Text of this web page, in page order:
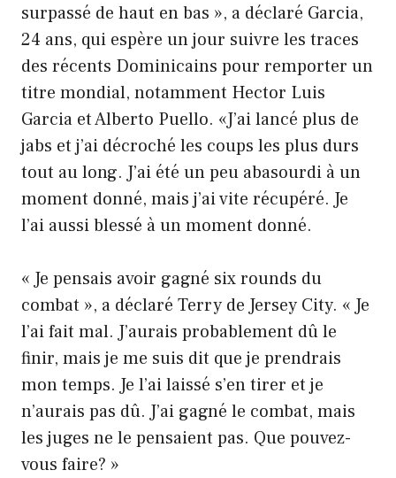
surpassé de haut en bas », a déclaré Garcia,
24 ans, qui espère un jour suivre les traces
des récents Dominicains pour remporter un
titre mondial, notamment Hector Luis
Garcia et Alberto Puello. «J’ai lancé plus de
jabs et j’ai décroché les coups les plus durs
tout au long. J’ai été un peu abasourdi à un
moment donné, mais j’ai vite récupéré. Je
l’ai aussi blessé à un moment donné.
« Je pensais avoir gagné six rounds du
combat », a déclaré Terry de Jersey City. « Je
l’ai fait mal. J’aurais probablement dû le
finir, mais je me suis dit que je prendrais
mon temps. Je l’ai laissé s’en tirer et je
n’aurais pas dû. J’ai gagné le combat, mais
les juges ne le pensaient pas. Que pouvez-
vous faire? »